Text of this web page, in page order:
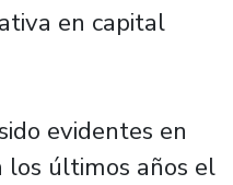
en capital
evidentes en
los últimos años el